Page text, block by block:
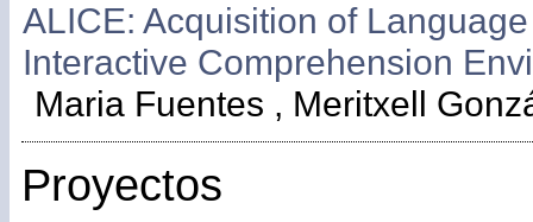
ALICE: Acquisition of
Interactive Comprehension
Maria Fuentes , Meritxell
Proyectos